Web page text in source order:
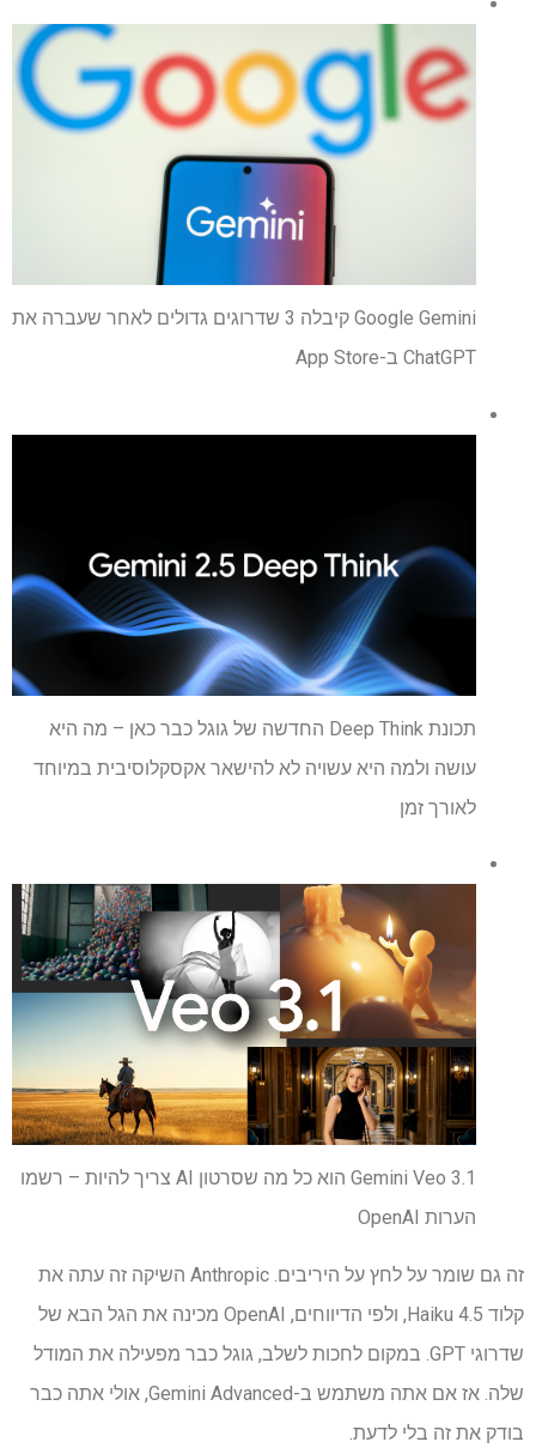
Google Gemini קיבלה 3 שדרוגים גדולים לאחר שעברה את
ChatGPT ב-App Store
תכונת Deep Think החדשה של גוגל כבר כאן – מה היא
עושה ולמה היא עשויה לא להישאר אקסקלוסיבית במיוחד
לאורך זמן
Gemini Veo 3.1 הוא כל מה שסרטון AI צריך להיות – רשמו
הערות OpenAI
זה גם שומר על לחץ על היריבים. Anthropic השיקה זה עתה את
קלוד 4.5 Haiku, ולפי הדיווחים, OpenAI מכינה את הגל הבא של
שדרוגי GPT. במקום לחכות לשלב, גוגל כבר מפעילה את המודל
שלה. אז אם אתה משתמש ב-Gemini Advanced, אולי אתה כבר
בודק את זה בלי לדעת.